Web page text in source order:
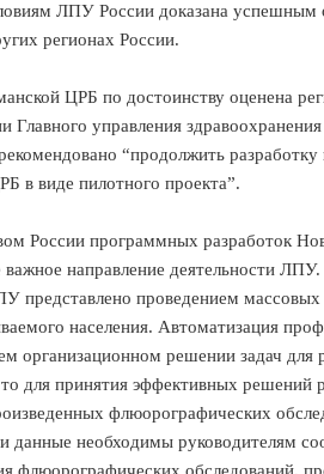
ЛПУ России доказана
регионах России.
ЦРБ по достоинству оценена
Главного управления
“продолжить разработку
в виде пилотного проекта”.
России программных разработок
направление деятельности
представлено проведением
населения. Автоматизация
организационном решении задач
для принятия эффективных
флюорографических
данные необходимы руководителям